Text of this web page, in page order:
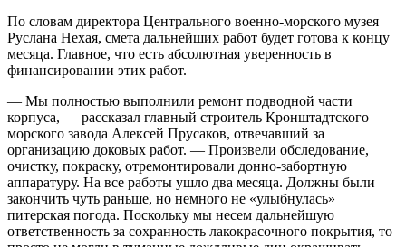
По словам директора Центрального военно-морского музея
Руслана Нехая, смета дальнейших работ будет готова к концу
месяца. Главное, что есть абсолютная уверенность в
финансировании этих работ.
— Мы полностью выполнили ремонт подводной части
корпуса, — рассказал главный строитель Кронштадтского
морского завода Алексей Прусаков, отвечавший за
организацию доковых работ. — Произвели обследование,
очистку, покраску, отремонтировали донно-забортную
аппаратуру. На все работы ушло два месяца. Должны были
закончить чуть раньше, но немного не «улыбнулась»
питерская погода. Поскольку мы несем дальнейшую
ответственность за сохранность лакокрасочного покрытия, то